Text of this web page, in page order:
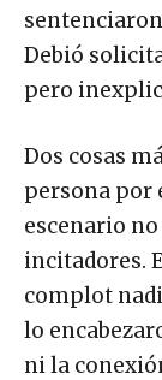
Debió
pero
Dos cosas
persona por
escenario
incitadores.
complot
lo
ni la